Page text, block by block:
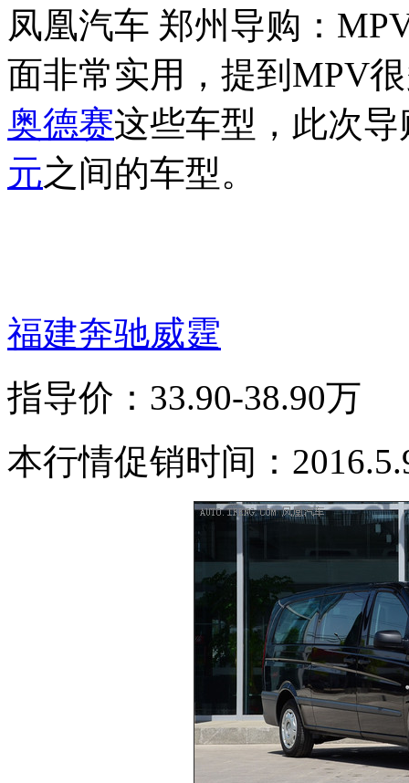
凤凰汽车 郑州导购：
面非常实用，提到MPV
奥德赛这些车型，此次
元之间的车型。
福建奔驰威霆
指导价：33.90-38.90万
本行情促销时间：